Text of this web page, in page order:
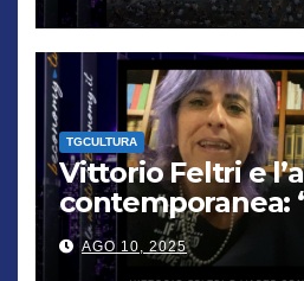
TGCULTURA
Vittorio Feltri e
contemporanea:
De Chirico.
genio”
AGO 10, 2025